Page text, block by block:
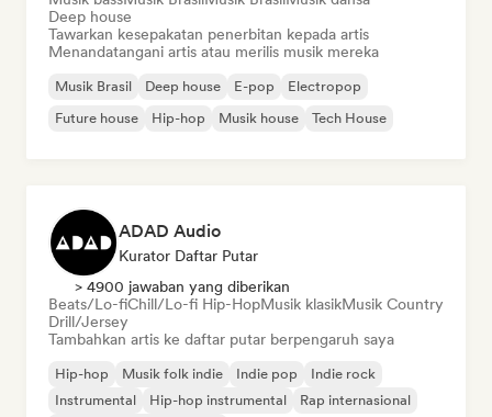
Deep house
Tawarkan kesepakatan penerbitan kepada artis
Menandatangani artis atau merilis musik mereka
Musik Brasil Deep house E-pop
Electropop
Future house
Hip-hop Musik house Tech House
ADAD Audio
Kurator Daftar Putar
> 4900 jawaban yang diberikan
Beats/Lo-fiChill/Lo-fi Hip-HopMusik klasikMusik Country
Drill/Jersey
Tambahkan artis ke daftar putar berpengaruh saya
Hip-hop Musik folk indie Indie pop
Indie rock
Instrumental
Hip-hop instrumental
Rap internasional